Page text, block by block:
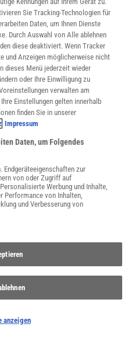
Sie Tracking-Technologien für
Daten, um Ihnen Dienste
Durch Auswahl von Alle ablehnen
diese deaktiviert. Wenn Tracker
und Anzeigen möglicherweise nicht
dieses Menü jederzeit wieder
oder Ihre Einwilligung zu
verwalten am
Einstellungen gelten innerhalb
finden Sie in unserer
Impressum
Daten, um Folgendes
Endgeräteeigenschaften zur
von oder Zugriff auf
Werbung und Inhalte,
Performance von Inhalten,
und Verbesserung von
anzeigen